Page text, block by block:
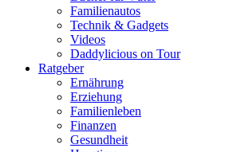
Familienautos
Technik & Gadgets
Videos
Daddylicious on Tour
Ratgeber
Ernährung
Erziehung
Familienleben
Finanzen
Gesundheit